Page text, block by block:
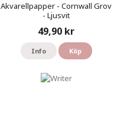
Akvarellpapper - Cornwall Grov
- Ljusvit
49,90 kr
Info Köp